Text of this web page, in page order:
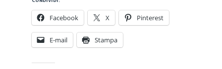
Facebook X Pinterest
E-mail Stampa